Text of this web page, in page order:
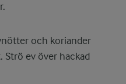
och koriander
Strö ev över hackad